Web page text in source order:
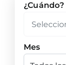
¿Cuándo?
Mes